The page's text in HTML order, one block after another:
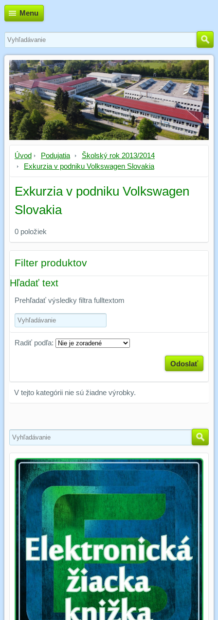
Menu
Úvod Podujatia
Školský rok 2013/2014
Exkurzia v podniku Volkswagen Slovakia
Exkurzia v podniku Volkswagen
Slovakia
0 položiek
Filter produktov
Hľadať text
Prehľadať výsledky filtra fulltextom
Radiť podľa:
Odoslať
V tejto kategórii nie sú žiadne výrobky.